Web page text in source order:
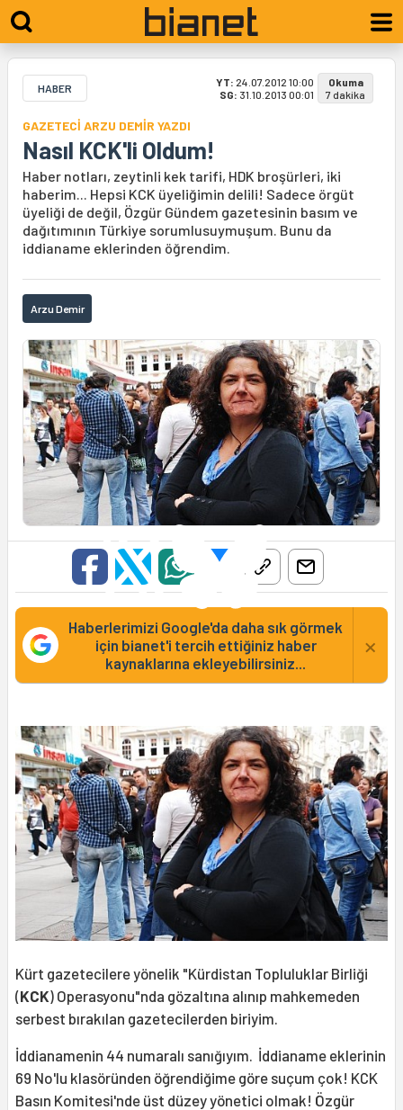
HABER YT: 24.07.2012 10:00
SG: 31.10.2013 00:01
Okuma
7 dakika
GAZETECİ ARZU DEMİR YAZDI
Nasıl KCK'li Oldum!
Haber notları, zeytinli kek tarifi, HDK broşürleri, iki
haberim... Hepsi KCK üyeliğimin delili! Sadece örgüt
üyeliği de değil, Özgür Gündem gazetesinin basım ve
dağıtımının Türkiye sorumlusuymuşum. Bunu da
iddianame eklerinden öğrendim.
Arzu Demir
Haberlerimizi Google'da daha sık görmek
için bianet'i tercih ettiğiniz haber
kaynaklarına ekleyebilirsiniz...
×
Kürt gazetecilere yönelik "Kürdistan Topluluklar Birliği
(KCK) Operasyonu"nda gözaltına alınıp mahkemeden
serbest bırakılan gazetecilerden biriyim.
İddianamenin 44 numaralı sanığıyım. İddianame eklerinin
69 No'lu klasöründen öğrendiğime göre suçum çok! KCK
Basın Komitesi'nde üst düzey yönetici olmak! Özgür